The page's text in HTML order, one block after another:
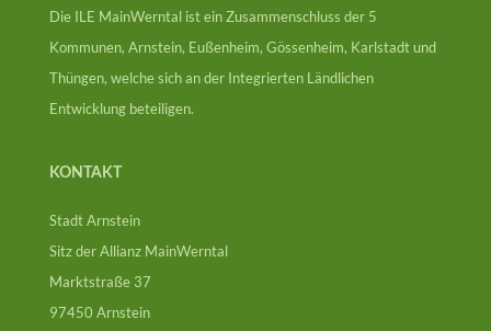
Die ILE MainWerntal ist ein Zusammenschluss der 5
Kommunen, Arnstein, Eußenheim, Gössenheim, Karlstadt und
Thüngen, welche sich an der Integrierten Ländlichen
Entwicklung beteiligen.
KONTAKT
Stadt Arnstein
Sitz der Allianz MainWerntal
Marktstraße 37
97450 Arnstein